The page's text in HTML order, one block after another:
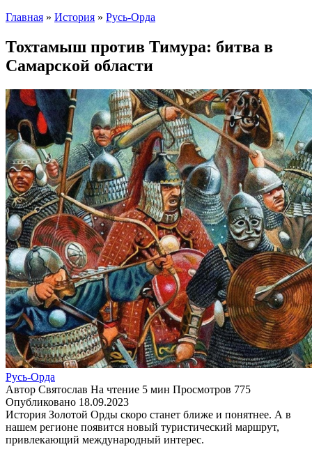
Главная » История » Русь-Орда
Тохтамыш против Тимура: битва в
Самарской области
Русь-Орда
Автор Святослав На чтение 5 мин Просмотров 775
Опубликовано 18.09.2023
История Золотой Орды скоро станет ближе и понятнее. А в
нашем регионе появится новый туристический маршрут,
привлекающий международный интерес.